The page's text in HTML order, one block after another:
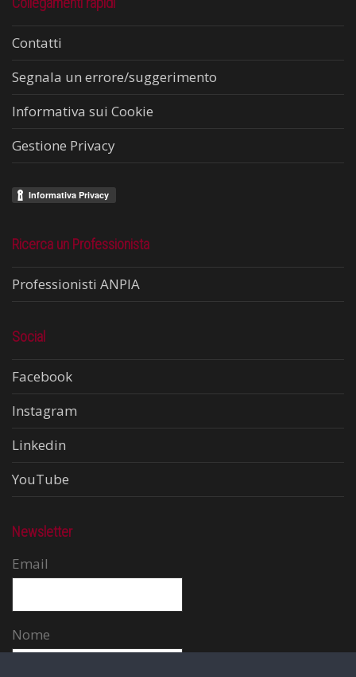
Contatti
Segnala un errore/suggerimento
Informativa sui Cookie
Gestione Privacy
Ricerca un Professionista
Professionisti ANPIA
Social
Facebook
Instagram
Linkedin
YouTube
Newsletter
Email
Nome